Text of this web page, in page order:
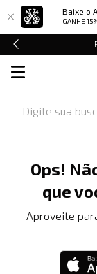
Baixe o
GANHE
Ops!
que
Aproveite